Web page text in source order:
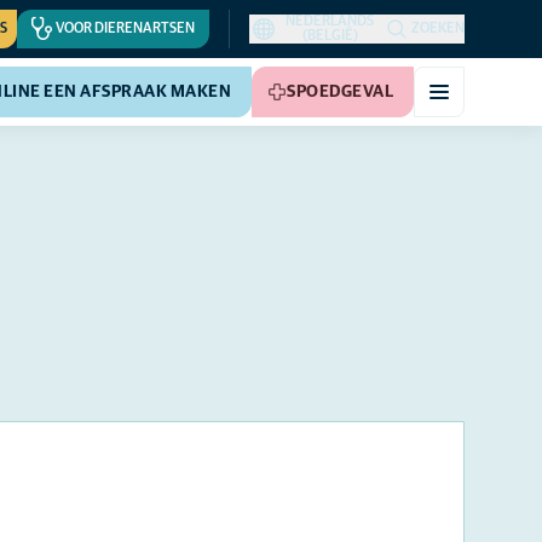
VOOR DIERENARTSEN
NEDERLANDS
(BELGIË)
ZOEKEN
EEN AFSPRAAK MAKEN SPOEDGEVAL